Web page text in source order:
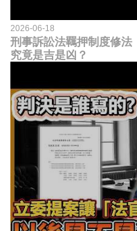
2026-06-18
刑事訴訟法羈押制度修法
究竟是吉是凶？